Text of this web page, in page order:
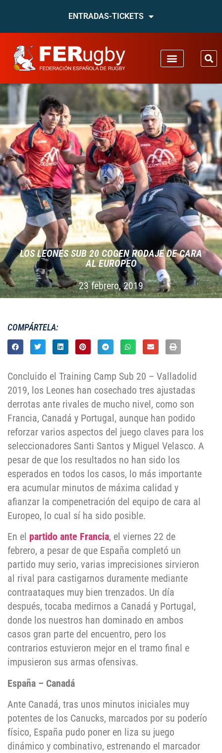
ENTRADAS-TICKETS
LOS LEONES SUB 20 COGEN RODAJE DE CARA
AL EUROPEO
23 febrero, 2019
COMPÁRTELA:
Concluido el Training Camp Sub 20 – Valladolid
2019, los Leones han cosechado tres ajustadas
derrotas ante rivales de mucho nivel, como son
Francia, Canadá y Portugal, aunque han podido
reforzar varios aspectos del juego claves para los
seleccionadores Santi Santos y Miguel Velasco. A
pesar de que los resultados no han sido los
esperados en todos los casos, lo más importante
era acumular minutos de máxima calidad y
afianzar la compenetración del equipo de cara al
Europeo, lo cual sí ha sido posible.
En el partido ante Francia, el viernes 22 de
febrero, a pesar de que España completó un
partido muy serio, varias imprecisiones sirvieron
al rival para castigarnos duramente mediante
contraataques muy bien trenzados. Un día
después, tocaba medirnos a Canadá y Portugal,
donde los nuestros han dominado en ambos
casos gran parte del encuentro, pero los
contrarios estuvieron mejor en el tramo final e
impusieron sus armas ofensivas.
España – Canadá
Ante Canadá, tras unos minutos iniciales muy
potentes de los Canucks, marcados por su poderío
físico, España pudo poner en liza su juego
dinámico y combinativo, estrenando el marcador